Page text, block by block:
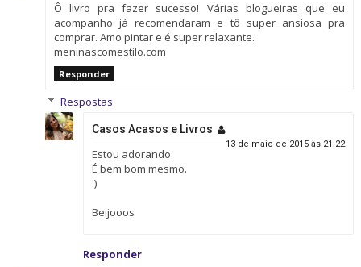
Ô livro pra fazer sucesso! Várias blogueiras que eu
acompanho já recomendaram e tô super ansiosa pra
comprar. Amo pintar e é super relaxante.
meninascomestilo.com
Responder
Respostas
Casos Acasos e Livros
13 de maio de 2015 às 21:22
Estou adorando.
É bem bom mesmo.
:)
Beijooos
Responder